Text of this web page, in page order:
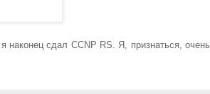
наконец сдал CCNP RS. Я, признаться, очень